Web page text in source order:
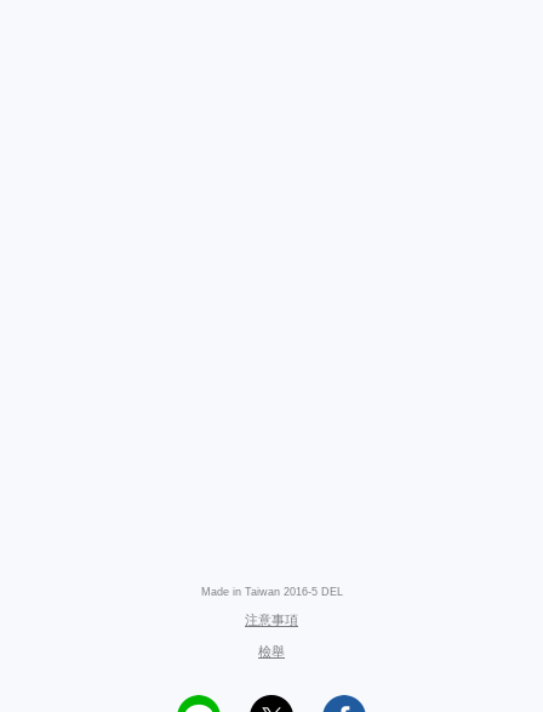
Made in Taiwan 2016-5 DEL
注意事項
檢舉